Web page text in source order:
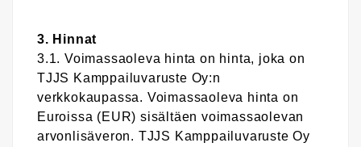
3. Hinnat
3.1. Voimassaoleva hinta on hinta, joka on
TJJS Kamppailuvaruste Oy:n
verkkokaupassa. Voimassaoleva hinta on
Euroissa (EUR) sisältäen voimassaolevan
arvonlisäveron. TJJS Kamppailuvaruste Oy